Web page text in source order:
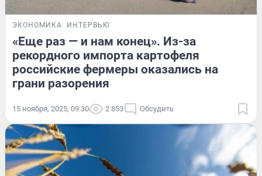
ЭКОНОМИКА ИНТЕРВЬЮ
«Еще раз — и нам конец». Из-за
рекордного импорта картофеля
российские фермеры оказались на
грани разорения
15 ноября, 2025, 09:30 2 853 Обсудить